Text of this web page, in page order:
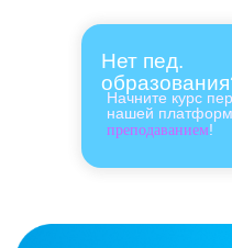
Начните курс
нашей
преподаванием!
Нет пед.
Нас выбрали
которые